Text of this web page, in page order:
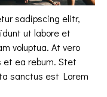
sadipscing elitr,
ut labore et
voluptua. At vero
et ea rebum. Stet
sanctus est Lorem